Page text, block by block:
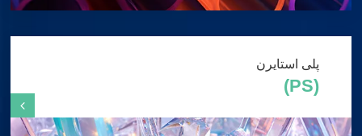
پلی استایرن
(PS)